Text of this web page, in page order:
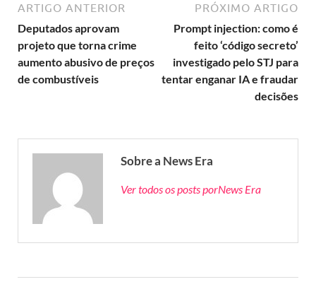
ARTIGO ANTERIOR
Deputados aprovam
projeto que torna crime
aumento abusivo de preços
de combustíveis
PRÓXIMO ARTIGO
Prompt injection: como é
feito ‘código secreto’
investigado pelo STJ para
tentar enganar IA e fraudar
decisões
Sobre a News Era
Ver todos os posts porNews Era